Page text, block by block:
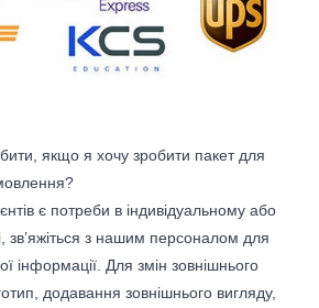
якщо я хочу зробити пакет для
є потреби в індивідуальному або
зв’яжіться з нашим персоналом для
інформації. Для змін зовнішнього
додавання зовнішнього вигляду,